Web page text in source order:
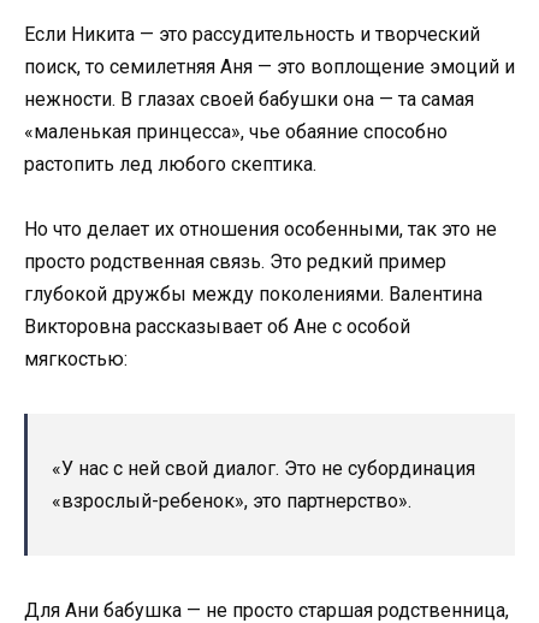
Если Никита — это рассудительность и творческий
поиск, то семилетняя Аня — это воплощение эмоций и
нежности. В глазах своей бабушки она — та самая
«маленькая принцесса», чье обаяние способно
растопить лед любого скептика.
Но что делает их отношения особенными, так это не
просто родственная связь. Это редкий пример
глубокой дружбы между поколениями. Валентина
Викторовна рассказывает об Ане с особой
мягкостью:
«У нас с ней свой диалог. Это не субординация
«взрослый-ребенок», это партнерство».
Для Ани бабушка — не просто старшая родственница,